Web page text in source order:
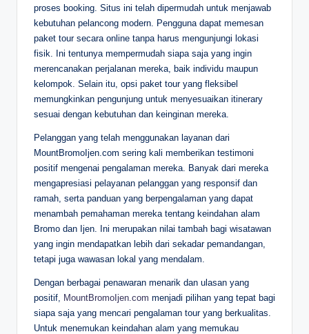
proses booking. Situs ini telah dipermudah untuk menjawab
kebutuhan pelancong modern. Pengguna dapat memesan
paket tour secara online tanpa harus mengunjungi lokasi
fisik. Ini tentunya mempermudah siapa saja yang ingin
merencanakan perjalanan mereka, baik individu maupun
kelompok. Selain itu, opsi paket tour yang fleksibel
memungkinkan pengunjung untuk menyesuaikan itinerary
sesuai dengan kebutuhan dan keinginan mereka.
Pelanggan yang telah menggunakan layanan dari
MountBromoIjen.com sering kali memberikan testimoni
positif mengenai pengalaman mereka. Banyak dari mereka
mengapresiasi pelayanan pelanggan yang responsif dan
ramah, serta panduan yang berpengalaman yang dapat
menambah pemahaman mereka tentang keindahan alam
Bromo dan Ijen. Ini merupakan nilai tambah bagi wisatawan
yang ingin mendapatkan lebih dari sekadar pemandangan,
tetapi juga wawasan lokal yang mendalam.
Dengan berbagai penawaran menarik dan ulasan yang
positif,
MountBromoIjen.com menjadi pilihan yang tepat bagi
siapa saja yang mencari pengalaman tour yang berkualitas.
Untuk menemukan keindahan alam yang memukau